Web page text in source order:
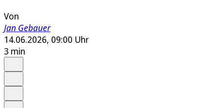
Von
Jan Gebauer
14.06.2026, 09:00 Uhr
3 min